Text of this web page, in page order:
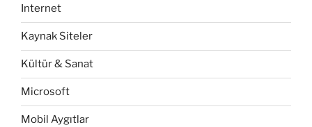
Internet
Kaynak Siteler
Kültür & Sanat
Microsoft
Mobil Aygıtlar